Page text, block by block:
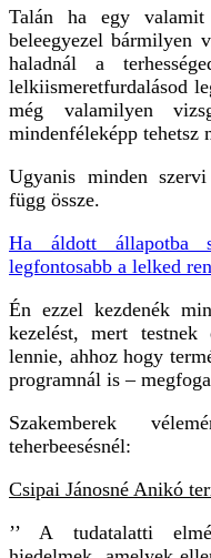
Talán ha egy
beleegyezel bármilyen
haladnál a
lelkiismeretfurdalásod
még valamilyen
mindenféleképp tehetsz
Ugyanis minden
függ össze.
Ha áldott állapotba
legfontosabb a lelked
Én ezzel kezdenék
kezelést, mert
lennie, ahhoz hogy
programnál is –
Szakemberek
teherbeesésnél:
Csipai Jánosné Anikó
’’ A tudatalatti